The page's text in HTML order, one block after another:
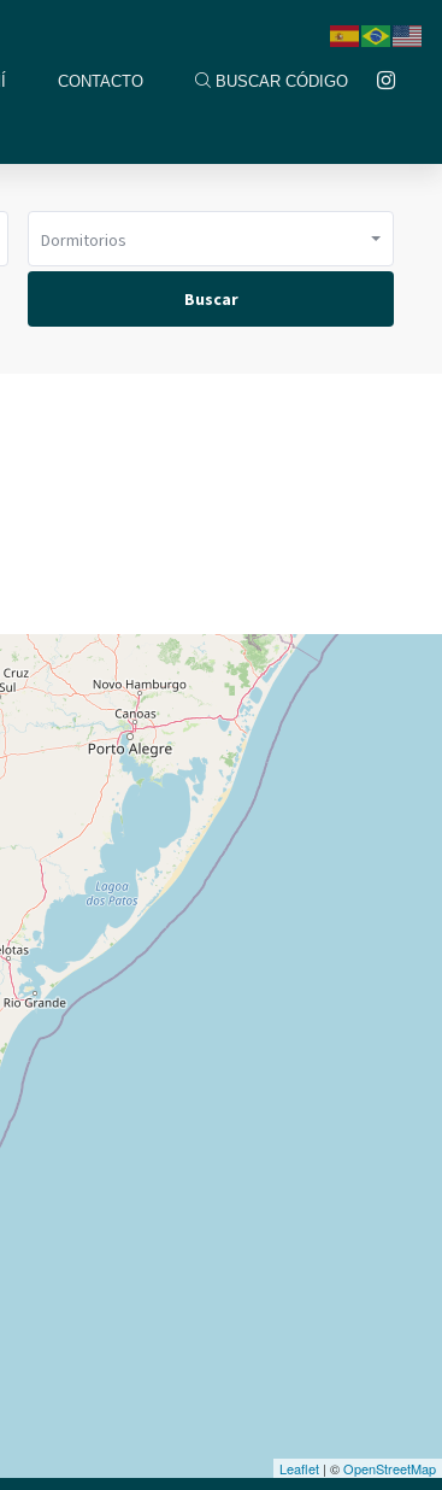
CONTACTO BUSCAR CÓDIGO
Dormitorios
Buscar
Leaflet | ©OpenStreetMap